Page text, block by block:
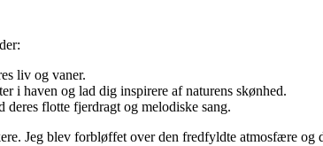
liv og vaner.
i haven og lad dig inspirere af naturens skønhed.
flotte fjerdragt og melodiske sang.
Jeg blev forbløffet over den fredfyldte atmosfære